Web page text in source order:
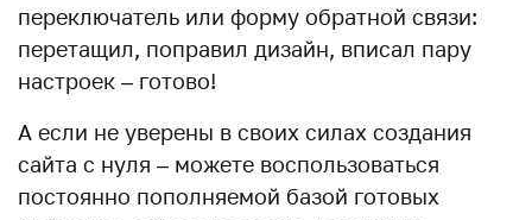
переключатель или форму обратной связи:
перетащил, поправил дизайн, вписал пару
настроек – готово!
А если не уверены в своих силах создания
сайта с нуля – можете воспользоваться
постоянно пополняемой базой готовых